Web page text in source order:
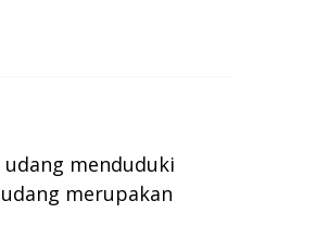
menduduki
merupakan